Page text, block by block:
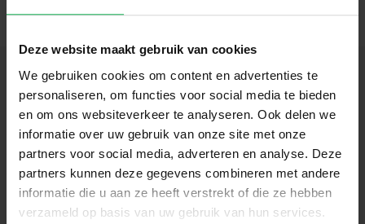
Deze website maakt gebruik van cookies
We gebruiken cookies om content en advertenties te
personaliseren, om functies voor social media te bieden
en om ons websiteverkeer te analyseren. Ook delen we
informatie over uw gebruik van onze site met onze
partners voor social media, adverteren en analyse. Deze
partners kunnen deze gegevens combineren met andere
informatie die u aan ze heeft verstrekt of die ze hebben
verzameld op basis van uw gebruik van hun services.
About us
Specialising in the development and sale of leisure products
for over 40 years. Inventive, innovative and expertly designed
for modern life.